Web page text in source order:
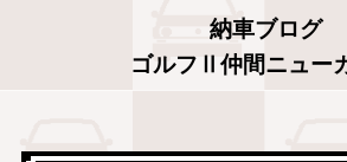
納車ブログ
ゴルフⅡ仲間ニュー